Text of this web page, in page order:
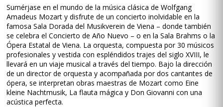
Sumérjase en el mundo de la música clásica de Wolfgang
Amadeus Mozart y disfrute de un concierto inolvidable en la
famosa Sala Dorada del Musikverein de Viena – donde también
se celebra el Concierto de Año Nuevo – o en la Sala Brahms o la
Ópera Estatal de Viena. La orquesta, compuesta por 30 músicos
profesionales y vestida con espléndidos trajes del siglo XVIII, le
llevará en un viaje musical a través del tiempo. Bajo la dirección
de un director de orquesta y acompañada por dos cantantes de
ópera, se interpretan obras maestras de Mozart como Eine
kleine Nachtmusik, La flauta mágica y Don Giovanni con una
acústica perfecta.